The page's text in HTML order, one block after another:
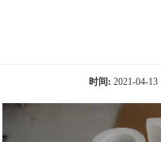
时间: 2021-04-13